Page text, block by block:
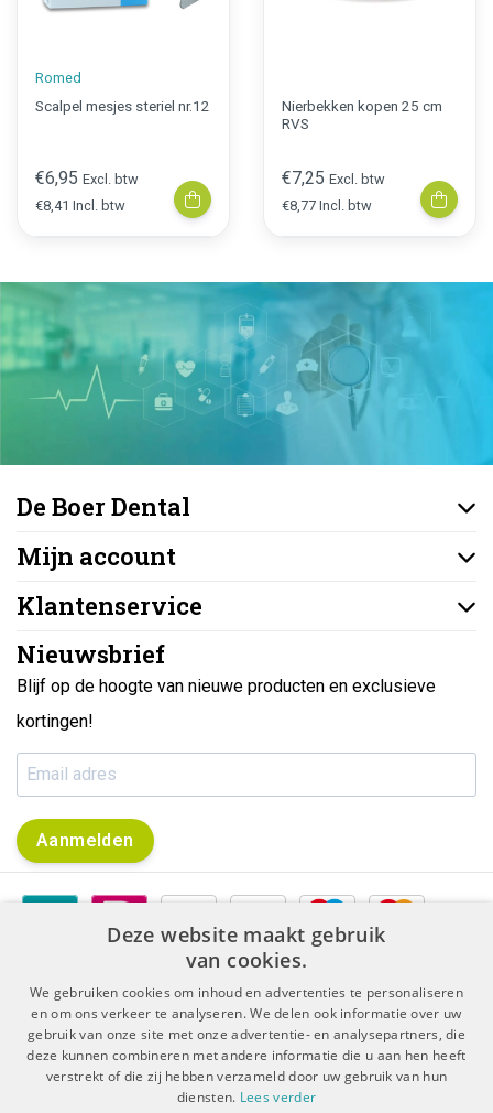
Romed
Scalpel mesjes steriel nr.12
€6,95 Excl. btw
€8,41 Incl. btw
Nierbekken kopen 25 cm
RVS
€7,25 Excl. btw
€8,77 Incl. btw
De Boer Dental
Mijn account
Klantenservice
Nieuwsbrief
Blijf op de hoogte van nieuwe producten en exclusieve
kortingen!
Aanmelden
Algemene voorwaarden | Disclaimer & Privacy Protocol |
Sitemap | RSS Feed
© Copyright 2026 - De Boer Dental | Realisatie
Deze website maakt gebruik
van cookies.
We gebruiken cookies om inhoud en advertenties te personaliseren
en om ons verkeer te analyseren. We delen ook informatie over uw
gebruik van onze site met onze advertentie- en analysepartners, die
deze kunnen combineren met andere informatie die u aan hen heeft
verstrekt of die zij hebben verzameld door uw gebruik van hun
diensten. Lees verder